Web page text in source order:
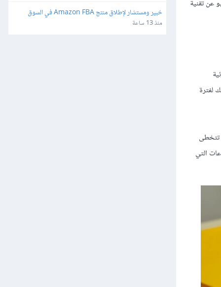
عن تقنية
لفترة
تتخطى
التي
الأمريكي (مع التدريب ونقل الخبرة)
منذ 13 ساعة